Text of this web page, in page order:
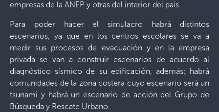
empresas de la ANEP y otras del interior del país.
Para poder hacer el simulacro habrá distintos
escenarios, ya que en los centros escolares se va a
medir sus procesos de evacuación y en la empresa
privada se van a construir escenarios de acuerdo al
diagnóstico sísmico de su edificación, además; habrá
comunidades de la zona costera cuyo escenario será un
tsunami y habrá un escenario de acción del Grupo de
Búsqueda y Rescate Urbano.